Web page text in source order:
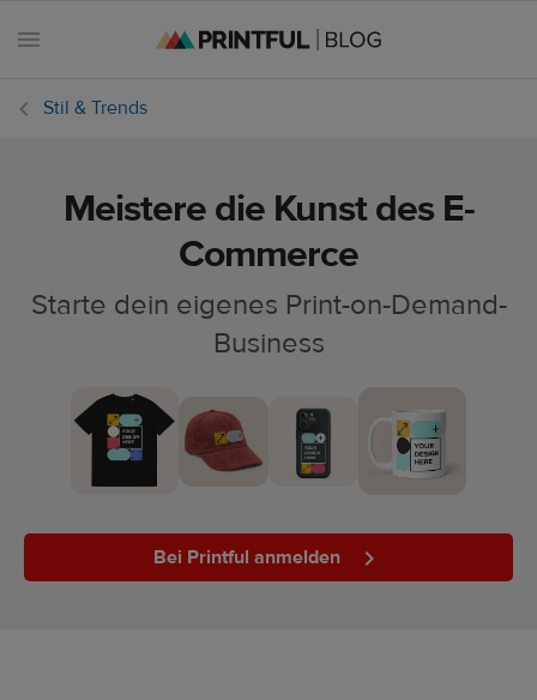
E-
Einsteiger-
Tipps
Stil & Trends
Meistere die Kunst des E-
Commerce
Starte dein eigenes Print-on-Demand-
Business
Bei Printful anmelden